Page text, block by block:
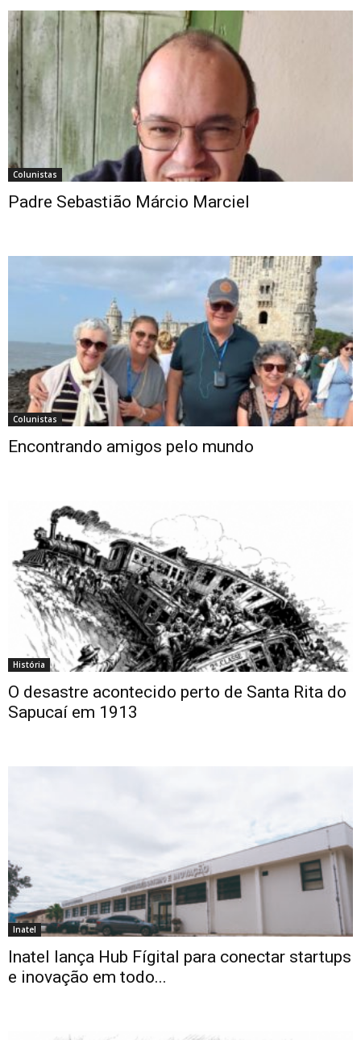
Colunistas
Padre Sebastião Márcio Marciel
Colunistas
Encontrando amigos pelo mundo
História
O desastre acontecido perto de Santa Rita do
Sapucaí em 1913
Inatel
Inatel lança Hub Fígital para conectar startups
e inovação em todo...